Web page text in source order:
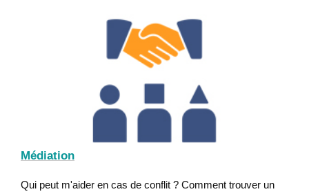
Médiation
Qui peut m'aider en cas de conflit ? Comment trouver un